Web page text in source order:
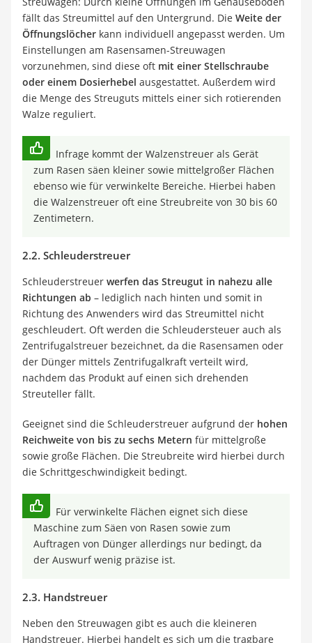
fällt das Streumittel auf den Untergrund. Die Weite der
Öffnungslöcher kann individuell angepasst werden. Um
Einstellungen am Rasensamen-Streuwagen
vorzunehmen, sind diese oft mit einer Stellschraube
oder einem Dosierhebel ausgestattet. Außerdem wird
die Menge des Streuguts mittels einer sich rotierenden
Walze reguliert.
Infrage kommt der Walzenstreuer als Gerät
zum Rasen säen kleiner sowie mittelgroßer Flächen
ebenso wie für verwinkelte Bereiche. Hierbei haben
die Walzenstreuer oft eine Streubreite von 30 bis 60
Zentimetern.
2.2. Schleuderstreuer
Schleuderstreuer werfen das Streugut in nahezu alle
Richtungen ab – lediglich nach hinten und somit in
Richtung des Anwenders wird das Streumittel nicht
geschleudert. Oft werden die Schleudersteuer auch als
Zentrifugalstreuer bezeichnet, da die Rasensamen oder
der Dünger mittels Zentrifugalkraft verteilt wird,
nachdem das Produkt auf einen sich drehenden
Streuteller fällt.
Geeignet sind die Schleuderstreuer aufgrund der hohen
Reichweite von bis zu sechs Metern für mittelgroße
sowie große Flächen. Die Streubreite wird hierbei durch
die Schrittgeschwindigkeit bedingt.
Für verwinkelte Flächen eignet sich diese
Maschine zum Säen von Rasen sowie zum
Auftragen von Dünger allerdings nur bedingt, da
der Auswurf wenig präzise ist.
2.3. Handstreuer
Neben den Streuwagen gibt es auch die kleineren
Handstreuer. Hierbei handelt es sich um die tragbare